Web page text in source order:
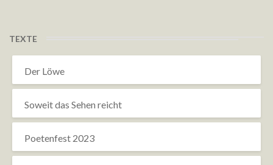
TEXTE
Der Löwe
Soweit das Sehen reicht
Poetenfest 2023